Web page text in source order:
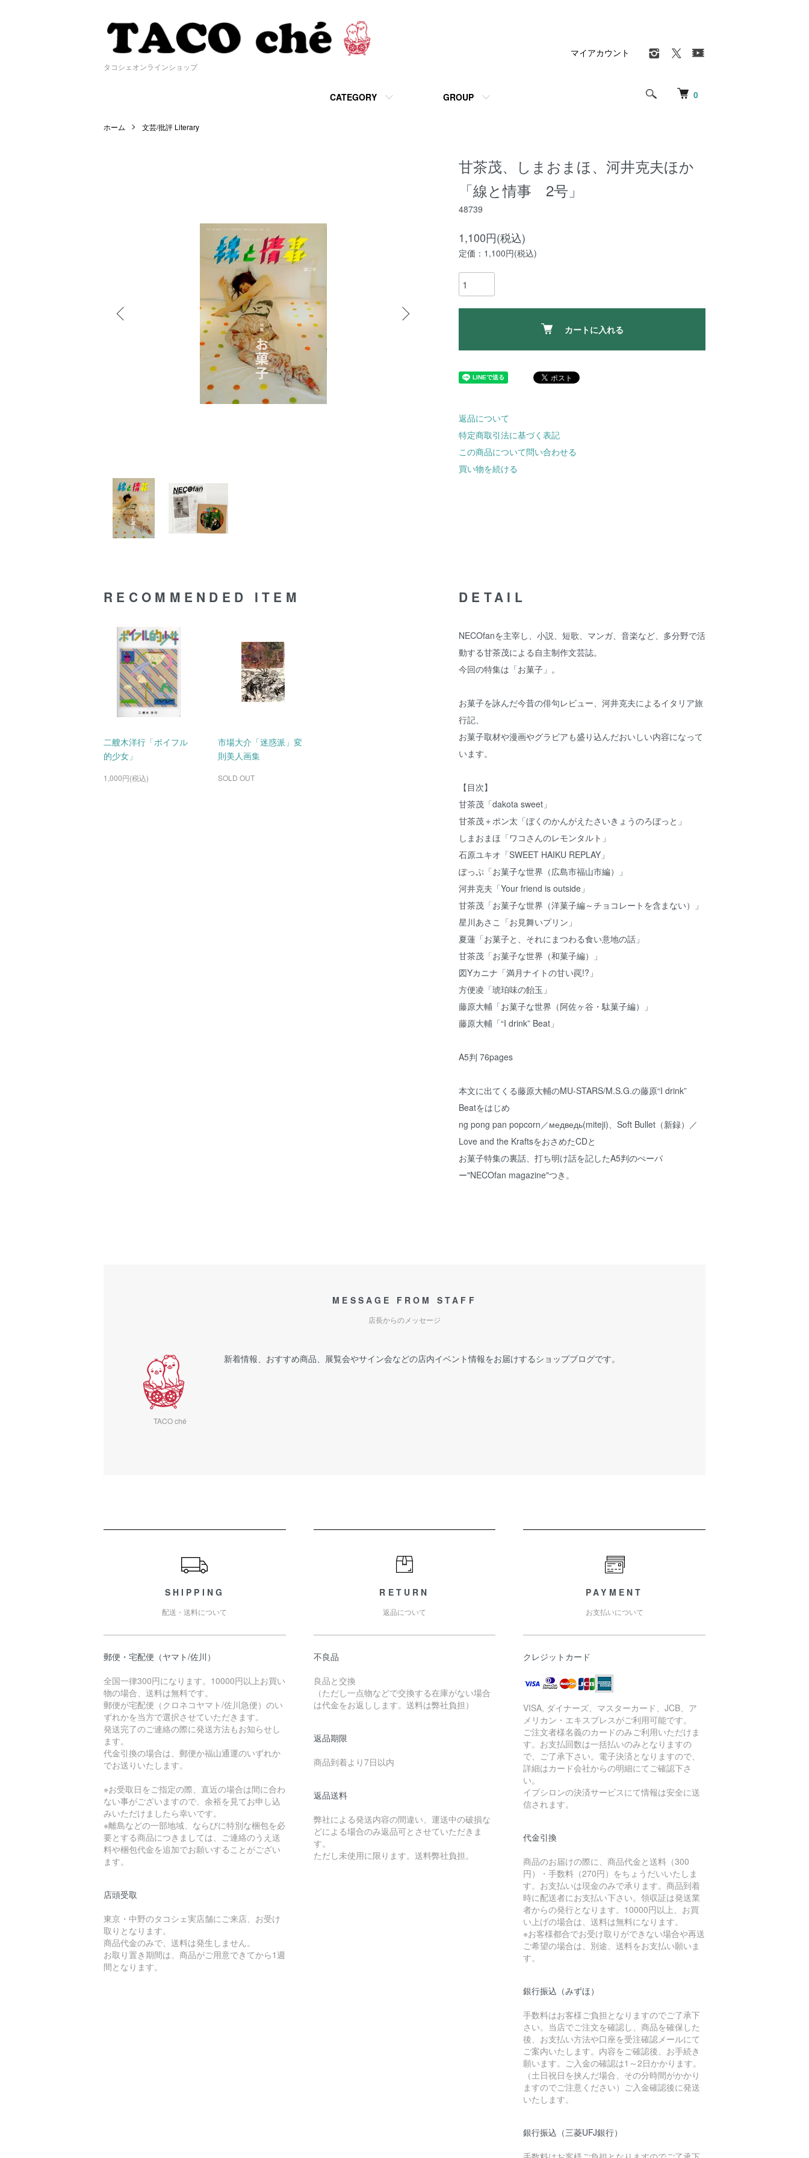
タコシェオンラインショップ
0
CATEGORY GROUP
マイアカウント
ホーム 文芸/批評 Literary
甘茶茂、しまおまほ、河井克夫ほか
「線と情事 2号」
48739
1,100円(税込)
定価：1,100円(税込)
カートに入れる
返品について
特定商取引法に基づく表記
この商品について問い合わせる
買い物を続ける
DETAIL
NECOfanを主宰し、小説、短歌、マンガ、音楽など、多分野で活
動する甘茶茂による自主制作文芸誌。
今回の特集は「お菓子」。
お菓子を詠んだ今昔の俳句レビュー、河井克夫によるイタリア旅
行記、
お菓子取材や漫画やグラビアも盛り込んだおいしい内容になって
います。
【目次】
甘茶茂「dakota sweet」
甘茶茂＋ポン太「ぼくのかんがえたさいきょうのろぼっと」
しまおまほ「ワコさんのレモンタルト」
石原ユキオ「SWEET HAIKU REPLAY」
ぽっぷ「お菓子な世界（広島市福山市編）」
河井克夫「Your friend is outside」
甘茶茂「お菓子な世界（洋菓子編～チョコレートを含まない）」
星川あさこ「お見舞いプリン」
夏蓮「お菓子と、それにまつわる食い意地の話」
甘茶茂「お菓子な世界（和菓子編）」
図Yカニナ「満月ナイトの甘い罠!?」
方便凌「琥珀味の飴玉」
藤原大輔「お菓子な世界（阿佐ヶ谷・駄菓子編）」
藤原大輔「“I drink” Beat」
A5判 76pages
本文に出てくる藤原大輔のMU-STARS/M.S.G.の藤原“I drink”
Beatをはじめ
ng pong pan popcorn／медведь(miteji)、Soft Bullet（新録）／
Love and the KraftsをおさめたCDと
お菓子特集の裏話、打ち明け話を記したA5判のぺーパ
ー"NECOfan magazine"つき。
RECOMMENDED ITEM
二艘木洋行「ポイフル
的少女」
1,000円(税込)
市場大介「迷惑派」変
則美人画集
SOLD OUT
MESSAGE FROM STAFF
店長からのメッセージ
TACO ché
新着情報、おすすめ商品、展覧会やサイン会などの店内イベント情報をお届けするショップブログです。
SHIPPING
配送・送料について
郵便・宅配便（ヤマト/佐川）
全国一律300円になります。10000円以上お買い
物の場合、送料は無料です。
郵便が宅配便（クロネコヤマト/佐川急便）のい
ずれかを当方で選択させていただきます。
発送完了のご連絡の際に発送方法もお知らせし
ます。
代金引換の場合は、郵便か福山通運のいずれか
でお送りいたします。
※お受取日をご指定の際、直近の場合は間に合わ
ない事がございますので、余裕を見てお申し込
みいただけましたら幸いです。
※離島などの一部地域、ならびに特別な梱包を必
要とする商品につきましては、ご連絡のうえ送
料や梱包代金を追加でお願いすることがござい
ます。
店頭受取
東京・中野のタコシェ実店舗にご来店、お受け
取りとなります。
商品代金のみで、送料は発生しません。
お取り置き期間は、商品がご用意できてから1週
間となります。
RETURN
返品について
不良品
良品と交換
（ただし一点物などで交換する在庫がない場合
は代金をお返しします。送料は弊社負担）
返品期限
商品到着より7日以内
返品送料
弊社による発送内容の間違い、運送中の破損な
どによる場合のみ返品可とさせていただきま
す。
ただし未使用に限ります。送料弊社負担。
PAYMENT
お支払いについて
クレジットカード
VISA, ダイナーズ、マスターカード、JCB、ア
メリカン・エキスプレスがご利用可能です。
ご注文者様名義のカードのみご利用いただけま
す。お支払回数は一括払いのみとなりますの
で、ご了承下さい。電子決済となりますので、
詳細はカード会社からの明細にてご確認下さ
い。
イプシロンの決済サービスにて情報は安全に送
信されます。
代金引換
商品のお届けの際に、商品代金と送料（300
円）・手数料（270円）をちょうだいいたしま
す。お支払いは現金のみで承ります。商品到着
時に配送者にお支払い下さい。領収証は発送業
者からの発行となります。10000円以上、お買
い上げの場合は、送料は無料になります。
※お客様都合でお受け取りができない場合や再送
ご希望の場合は、別途、送料をお支払い願いま
す。
銀行振込（みずほ）
手数料はお客様ご負担となりますのでご了承下
さい。当店でご注文を確認し、商品を確保した
後、お支払い方法や口座を受注確認メールにて
ご案内いたします。内容をご確認後、お手続き
願います。ご入金の確認は1～2日かかります。
（土日祝日を挟んだ場合、その分時間がかかり
ますのでご注意ください）ご入金確認後に発送
いたします。
銀行振込（三菱UFJ銀行）